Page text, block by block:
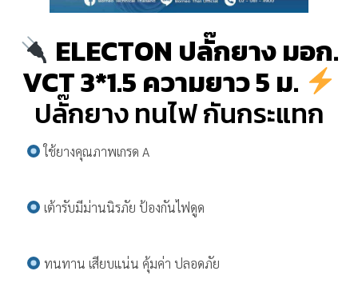
ELECTON ปลั๊กยาง มอก.
VCT 3*1.5 ความยาว 5 ม.
ปลั๊กยาง ทนไฟ กันกระแทก
ใช้ยางคุณภาพเกรด A
เต้ารับมีม่านนิรภัย ป้องกันไฟดูด
ทนทาน เสียบแน่น คุ้มค่า ปลอดภัย